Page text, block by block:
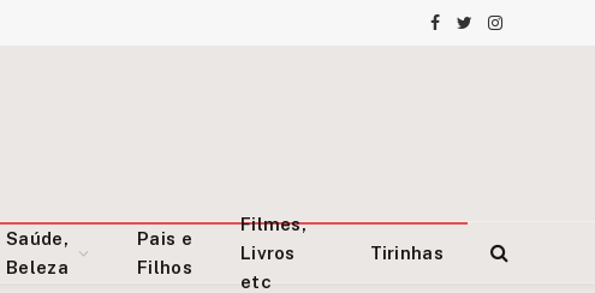
Facebook
TwitterInstagram
Saúde,
Beleza
Pais e
Filhos
Filmes,
Livros
etc
Tirinhas